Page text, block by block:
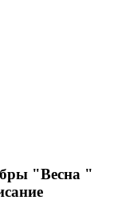
"Весна "